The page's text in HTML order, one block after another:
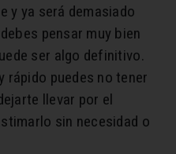
y ya será demasiado
pensar muy bien
ser algo definitivo.
rápido puedes no tener
llevar por el
sin necesidad o